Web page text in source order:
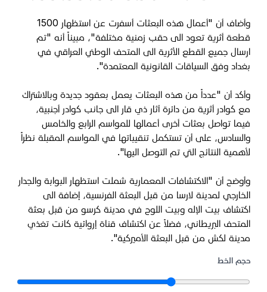
وأضاف أن "أعمال هذه البعثات أسفرت عن استظهار 1500
قطعة أثرية تعود الى حقب زمنية مختلفة"، مبيناً أنه "تم
ارسال جميع القطع الأثرية الى المتحف الوطني العراقي في
بغداد وفق السياقات القانونية المعتمدة".
وأكد أن "عدداً من هذه البعثات يعمل بعقود جديدة وبالاشتراك
مع كوادر أثرية من دائرة آثار ذي قار الى جانب كوادر أجنبية،
فيما تواصل بعثات أخرى أعمالها للمواسم الرابع والخامس
والسادس، على أن تستكمل تنقيباتها في المواسم المقبلة نظراً
لأهمية النتائج التي تم التوصل اليها".
وأوضح أن "الاكتشافات المعمارية شملت استظهار البوابة والجدار
الخارجي لمدينة لارسا من قبل البعثة الفرنسية، إضافة الى
اكتشاف بيت الإله وبيت اللوح في مدينة كرسو من قبل بعثة
المتحف البريطاني، فضلاً عن اكتشاف قناة إروائية كانت تغذي
مدينة لكش من قبل البعثة الأميركية".
حجم الخط